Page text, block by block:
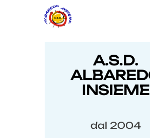
A.S.D.
INSIEME
dal 2004